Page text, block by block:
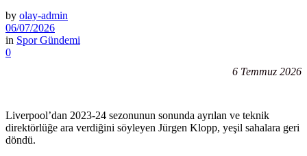
by olay-admin
06/07/2026
in Spor Gündemi
0
6 Temmuz 2026
Liverpool’dan 2023-24 sezonunun sonunda ayrılan ve teknik
direktörlüğe ara verdiğini söyleyen Jürgen Klopp, yeşil sahalara geri
döndü.